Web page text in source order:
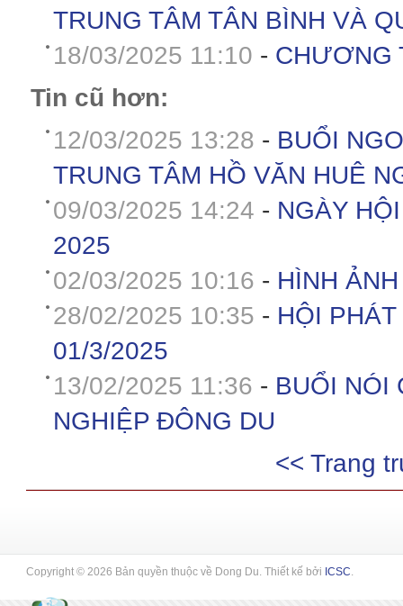
TRUNG TÂM TÂN BÌNH VÀ
18/03/2025 11:10 - CHƯƠNG
Tin cũ hơn:
12/03/2025 13:28 - BUỔI
TRUNG TÂM HỒ VĂN HUÊ
09/03/2025 14:24 - NGÀY
2025
02/03/2025 10:16 - HÌNH
28/02/2025 10:35 - HỘI
01/3/2025
13/02/2025 11:36 - BUỔI NÓI
NGHIỆP ĐÔNG DU
<< Trang
Copyright © 2026 Bản quyền thuộc về Dong Du. Thiết kế bởi ICSC.